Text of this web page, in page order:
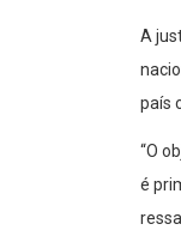
A
país
“O
é